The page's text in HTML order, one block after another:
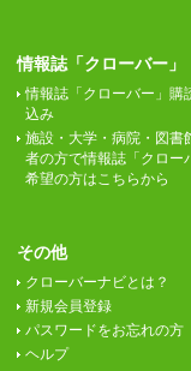
情報誌「クローバー」
情報誌「クローバー」購
込み
施設・大学・病院・図書
者の方で情報誌「クロー
希望の方はこちらから
その他
クローバーナビとは？
新規会員登録
パスワードをお忘れの方
ヘルプ